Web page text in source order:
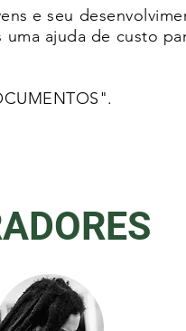
e seu
ajuda de custo